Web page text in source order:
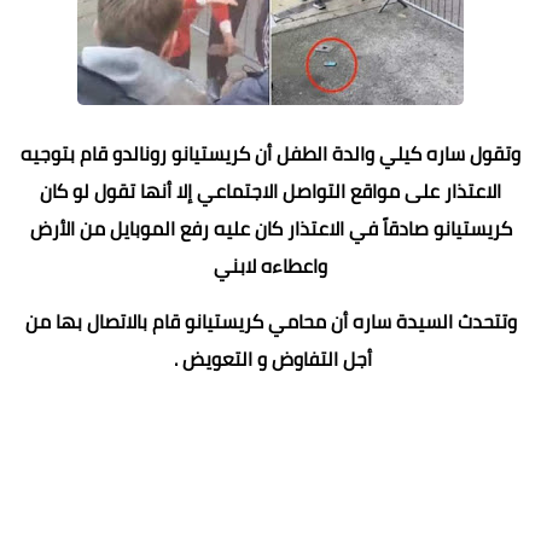
وتقول ساره كيلي والدة الطفل أن كريستيانو رونالدو قام بتوجيه
الاعتذار على مواقع التواصل الاجتماعي إلا أنها تقول لو كان
كريستيانو صادقاً في الاعتذار كان عليه رفع الموبايل من الأرض
واعطاءه لابني
وتتحدث السيدة ساره أن محامي كريستيانو قام بالاتصال بها من
أجل التفاوض و التعويض .